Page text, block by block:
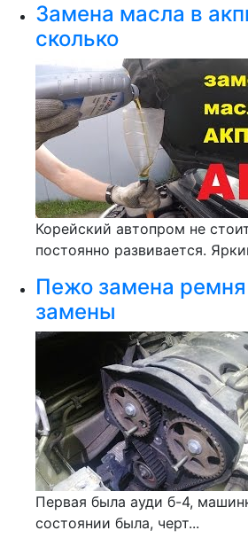
Замена масла в
сколько
Корейский автопром не
постоянно развивается.
Пежо замена
замены
Первая была ауди б-4,
состоянии была, черт...